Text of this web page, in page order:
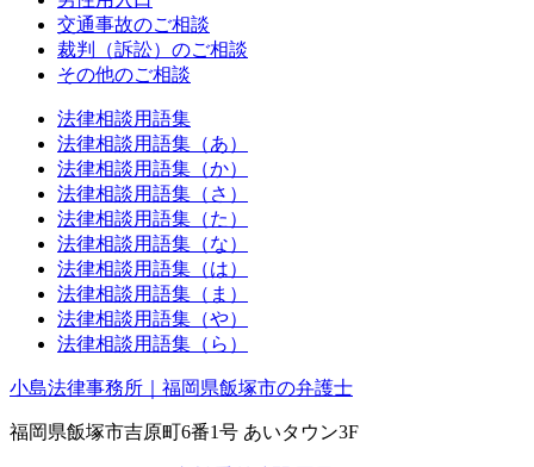
交通事故のご相談
裁判（訴訟）のご相談
その他のご相談
法律相談用語集
法律相談用語集（あ）
法律相談用語集（か）
法律相談用語集（さ）
法律相談用語集（た）
法律相談用語集（な）
法律相談用語集（は）
法律相談用語集（ま）
法律相談用語集（や）
法律相談用語集（ら）
小島法律事務所｜福岡県飯塚市の弁護士
福岡県飯塚市吉原町6番1号 あいタウン3F